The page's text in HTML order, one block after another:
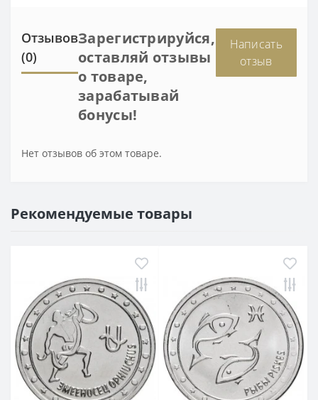
Отзывов
(0)
Зарегистрируйся,
оставляй отзывы
о товаре,
зарабатывай
бонусы!
Написать
отзыв
Нет отзывов об этом товаре.
Рекомендуемые товары